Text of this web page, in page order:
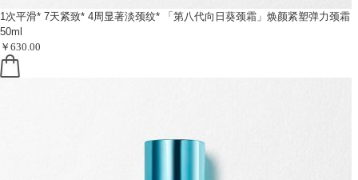
1次平滑* 7天紧致* 4周显著淡颈纹*
「第八代向日葵颈霜」焕颜紧塑弹力颈霜
50ml
￥630.00